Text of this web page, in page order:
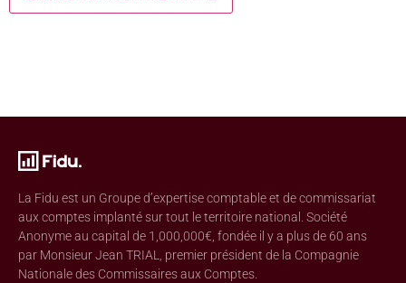
La Fidu est un Groupe d’expertise comptable et de commissariat
aux comptes implanté sur tout le territoire national. Société
Anonyme au capital de 1,000,000€, fondée il y a plus de 60 ans
par Monsieur Jean TRIAL, premier président de la Compagnie
Nationale des Commissaires aux Comptes.